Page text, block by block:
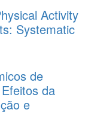
Activity
Systematic
de
da
e